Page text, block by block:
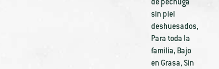
de pechuga
sin piel
deshuesados,
Para toda la
familia, Bajo
en Grasa, Sin